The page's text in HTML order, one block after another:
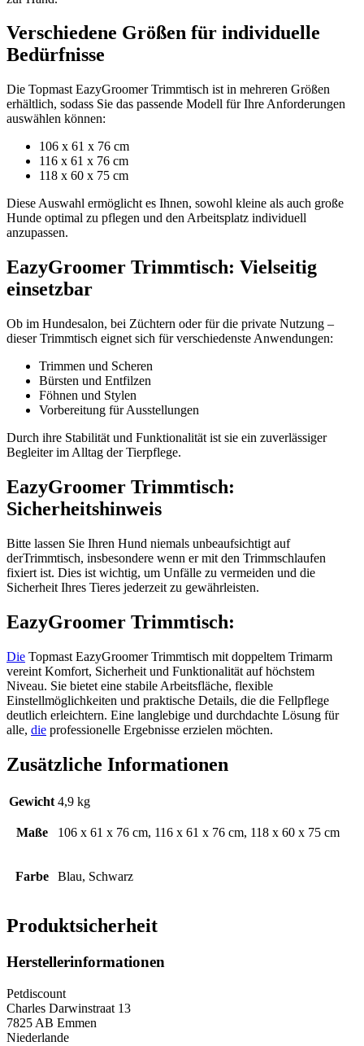
Verschiedene Größen für individuelle
Bedürfnisse
Die Topmast EazyGroomer Trimmtisch ist in mehreren Größen
erhältlich, sodass Sie das passende Modell für Ihre Anforderungen
auswählen können:
106 x 61 x 76 cm
116 x 61 x 76 cm
118 x 60 x 75 cm
Diese Auswahl ermöglicht es Ihnen, sowohl kleine als auch große
Hunde optimal zu pflegen und den Arbeitsplatz individuell
anzupassen.
EazyGroomer Trimmtisch: Vielseitig
einsetzbar
Ob im Hundesalon, bei Züchtern oder für die private Nutzung –
dieser Trimmtisch eignet sich für verschiedenste Anwendungen:
Trimmen und Scheren
Bürsten und Entfilzen
Föhnen und Stylen
Vorbereitung für Ausstellungen
Durch ihre Stabilität und Funktionalität ist sie ein zuverlässiger
Begleiter im Alltag der Tierpflege.
EazyGroomer Trimmtisch:
Sicherheitshinweis
Bitte lassen Sie Ihren Hund niemals unbeaufsichtigt auf
derTrimmtisch, insbesondere wenn er mit den Trimmschlaufen
fixiert ist. Dies ist wichtig, um Unfälle zu vermeiden und die
Sicherheit Ihres Tieres jederzeit zu gewährleisten.
EazyGroomer Trimmtisch:
Die Topmast EazyGroomer Trimmtisch mit doppeltem Trimarm
vereint Komfort, Sicherheit und Funktionalität auf höchstem
Niveau. Sie bietet eine stabile Arbeitsfläche, flexible
Einstellmöglichkeiten und praktische Details, die die Fellpflege
deutlich erleichtern. Eine langlebige und durchdachte Lösung für
alle, die professionelle Ergebnisse erzielen möchten.
Zusätzliche Informationen
Gewicht 4,9 kg
Maße 106 x 61 x 76 cm, 116 x 61 x 76 cm, 118 x 60 x 75 cm
Farbe Blau, Schwarz
Produktsicherheit
Herstellerinformationen
Petdiscount
Charles Darwinstraat 13
7825 AB Emmen
Niederlande